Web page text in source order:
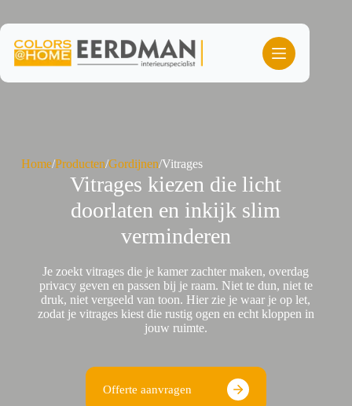
de
inhoud
Home/Producten/Gordijnen/Vitrages
Vitrages kiezen die licht
doorlaten en inkijk slim
verminderen
Je zoekt vitrages die je kamer zachter maken, overdag
privacy geven en passen bij je raam. Niet te dun, niet te
druk, niet vergeeld van toon. Hier zie je waar je op let,
zodat je vitrages kiest die rustig ogen en echt kloppen in
jouw ruimte.
Offerte aanvragen